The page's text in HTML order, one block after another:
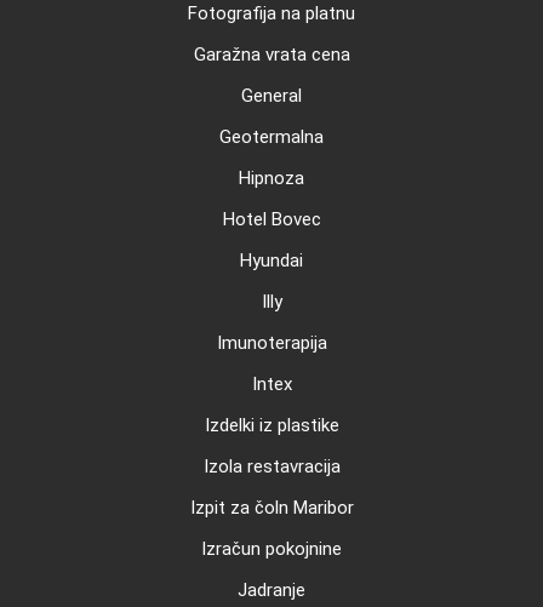
Fotografija na platnu
Garažna vrata cena
General
Geotermalna
Hipnoza
Hotel Bovec
Hyundai
Illy
Imunoterapija
Intex
Izdelki iz plastike
Izola restavracija
Izpit za čoln Maribor
Izračun pokojnine
Jadranje